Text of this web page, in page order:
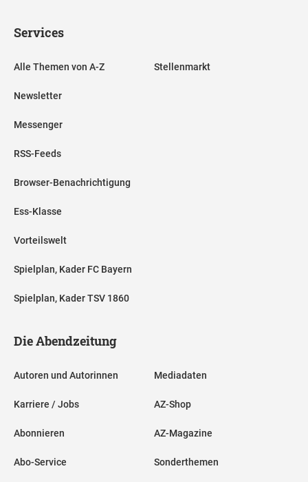
Services
Alle Themen von A-Z
Newsletter
Messenger
RSS-Feeds
Browser-Benachrichtigung
Ess-Klasse
Vorteilswelt
Spielplan, Kader FC Bayern
Spielplan, Kader TSV 1860
Stellenmarkt
Die Abendzeitung
Autoren und Autorinnen
Karriere / Jobs
Abonnieren
Abo-Service
Mediadaten
AZ-Shop
AZ-Magazine
Sonderthemen